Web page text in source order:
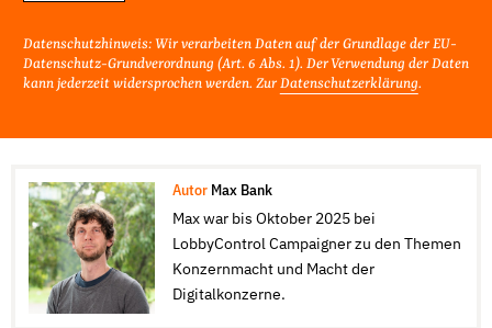
Datenschutzhinweis: Wir verarbeiten Daten auf der Grundlage der EU-
Datenschutz-Grundverordnung (Art. 6 Abs. 1). Der Verwendung der Daten
kann jederzeit widersprochen werden. Zur Datenschutzerklärung.
Autor Max Bank
Max war bis Oktober 2025 bei
LobbyControl Campaigner zu den Themen
Konzernmacht und Macht der
Digitalkonzerne.